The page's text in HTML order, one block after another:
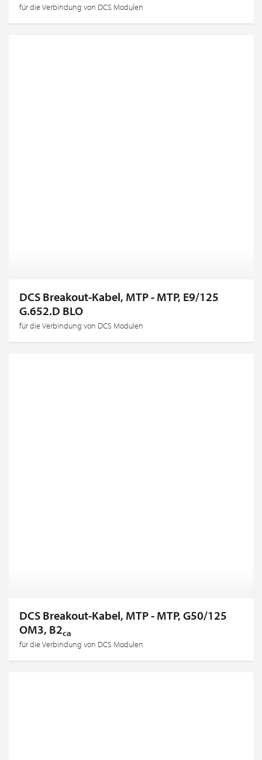
für die Verbindung von DCS Modulen
DCS Breakout-Kabel, MTP - MTP, E9/125
G.652.D BLO
für die Verbindung von DCS Modulen
DCS Breakout-Kabel, MTP - MTP, G50/125
OM3, B2ca
für die Verbindung von DCS Modulen